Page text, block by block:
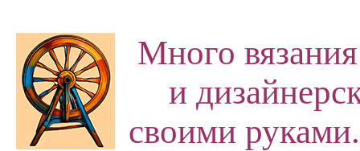
Много
и
своими руками.